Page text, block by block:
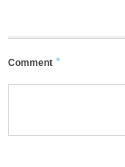
Comment *